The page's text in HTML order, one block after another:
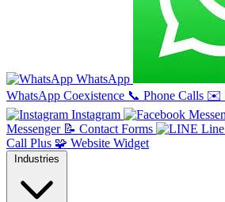
WhatsApp
WhatsApp Coexistence 📞 Phone Calls ✉️
Instagram
Messenger 📝 Contact Forms Line
Call Plus 🧩 Website Widget
Industries